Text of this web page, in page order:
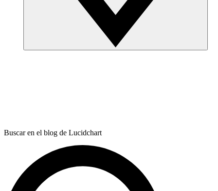
Buscar en el blog de Lucidchart